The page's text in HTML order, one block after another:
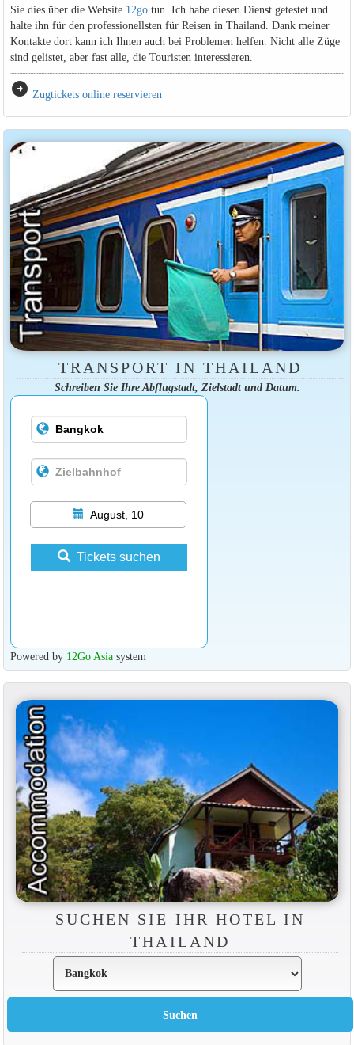
Sie dies über die Website 12gotun. Ich habe diesen Dienst getestet und
halte ihn für den professionellsten für Reisen in Thailand. Dank meiner
Kontakte dort kann ich Ihnen auch bei Problemen helfen. Nicht alle Züge
sind gelistet, aber fast alle, die Touristen interessieren.
arrow_circle_right Zugtickets online reservieren
TRANSPORT IN THAILAND
Schreiben Sie Ihre Abflugstadt, Zielstadt und Datum.
August, 10
Tickets suchen
Powered by 12Go Asiasystem
SUCHEN SIE IHR HOTEL IN
THAILAND